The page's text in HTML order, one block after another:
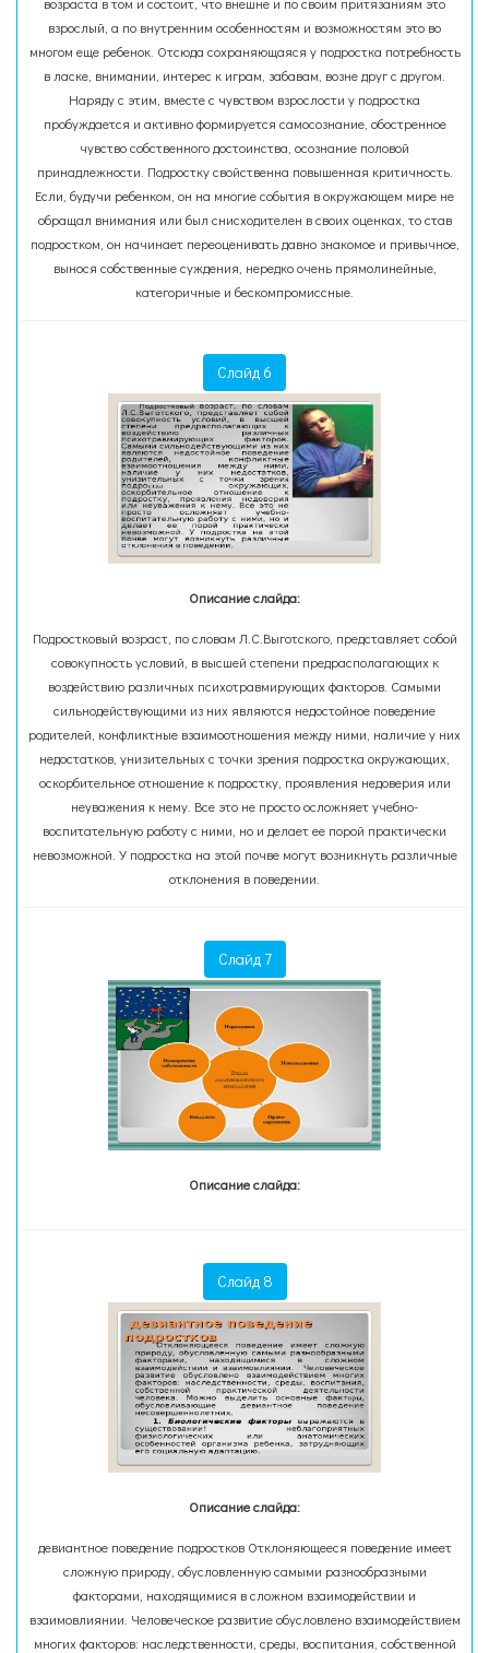
взрослый, а по внутренним особенностям и возможностям это во
многом еще ребенок. Отсюда сохраняющаяся у подростка потребность
в ласке, внимании, интерес к играм, забавам, возне друг с другом.
Наряду с этим, вместе с чувством взрослости у подростка
пробуждается и активно формируется самосознание, обостренное
чувство собственного достоинства, осознание половой
принадлежности. Подростку свойственна повышенная критичность.
Если, будучи ребенком, он на многие события в окружающем мире не
обращал внимания или был снисходителен в своих оценках, то став
подростком, он начинает переоценивать давно знакомое и привычное,
вынося собственные суждения, нередко очень прямолинейные,
категоричные и бескомпромиссные.
Слайд 6
Описание слайда:
Подростковый возраст, по словам Л.С.Выготского, представляет собой
совокупность условий, в высшей степени предрасполагающих к
воздействию различных психотравмирующих факторов. Самыми
сильнодействующими из них являются недостойное поведение
родителей, конфликтные взаимоотношения между ними, наличие у них
недостатков, унизительных с точки зрения подростка окружающих,
оскорбительное отношение к подростку, проявления недоверия или
неуважения к нему. Все это не просто осложняет учебно-
воспитательную работу с ними, но и делает ее порой практически
невозможной. У подростка на этой почве могут возникнуть различные
отклонения в поведении.
Слайд 7
Описание слайда:
Слайд 8
Описание слайда:
девиантное поведение подростков Отклоняющееся поведение имеет
сложную природу, обусловленную самыми разнообразными
факторами, находящимися в сложном взаимодействии и
взаимовлиянии. Человеческое развитие обусловлено взаимодействием
многих факторов: наследственности, среды, воспитания, собственной